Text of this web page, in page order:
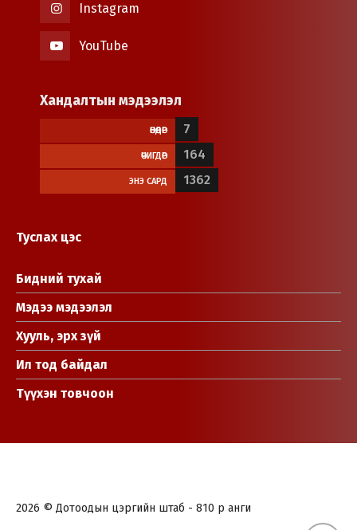
Instagram
YouTube
Хандалтын мэдээлэл
ӨНӨӨДӨР 7
ӨЧИГДӨР 164
ЭНЭ САРД 1362
Туслах цэс
Бидний тухай
Мэдээ мэдээлэл
Хууль, эрх зүй
Ил тод байдал
Түүхэн товчоон
2026 © Дотоодын цэргийн штаб - 810 р анги